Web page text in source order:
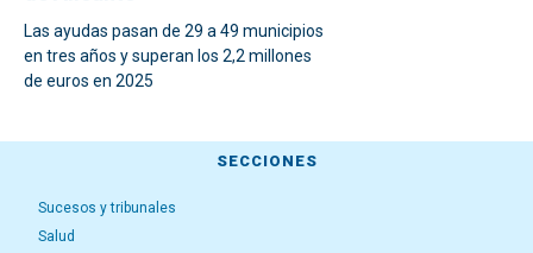
Las ayudas pasan de 29 a 49 municipios
en tres años y superan los 2,2 millones
de euros en 2025
SECCIONES
Sucesos y tribunales
Salud